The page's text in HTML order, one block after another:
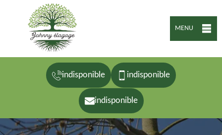
MENU
indisponible indisponible
indisponible